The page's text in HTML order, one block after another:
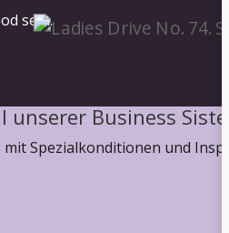
sein.
unserer Business
Spezialkonditionen und